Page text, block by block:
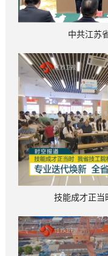
中共江苏
技能成才正当